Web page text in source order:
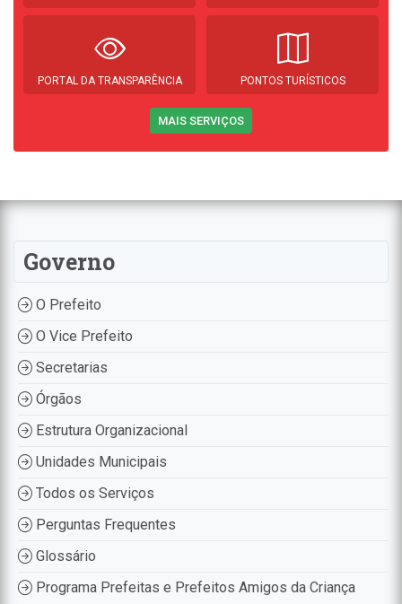
PORTAL DA TRANSPARÊNCIA PONTOS TURÍSTICOS
MAIS SERVIÇOS
Governo
O Prefeito
O Vice Prefeito
Secretarias
Órgãos
Estrutura Organizacional
Unidades Municipais
Todos os Serviços
Perguntas Frequentes
Glossário
Programa Prefeitas e Prefeitos Amigos da Criança